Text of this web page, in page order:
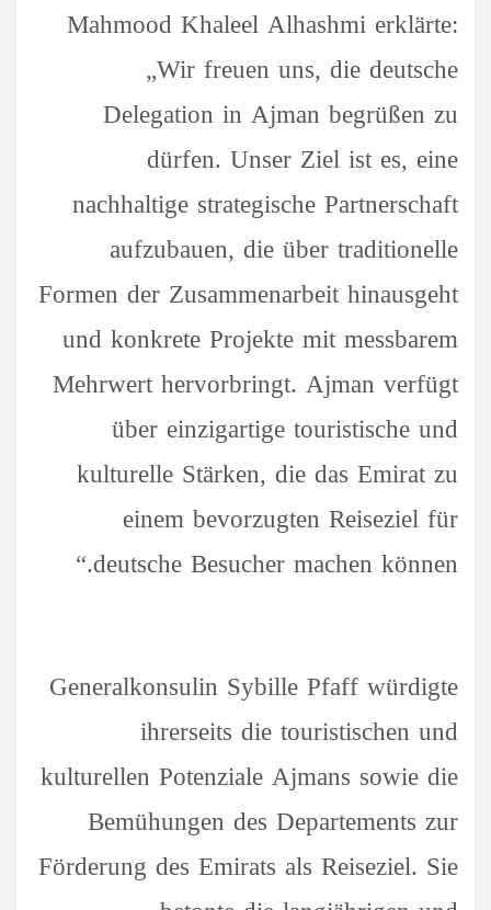
Mahmood Khaleel Alhashmi erklärte:
„Wir freuen uns, die deutsche
Delegation in Ajman begrüßen zu
dürfen. Unser Ziel ist es, eine
nachhaltige strategische Partnerschaft
aufzubauen, die über traditionelle
Formen der Zusammenarbeit hinausgeht
und konkrete Projekte mit messbarem
Mehrwert hervorbringt. Ajman verfügt
über einzigartige touristische und
kulturelle Stärken, die das Emirat zu
einem bevorzugten Reiseziel für
deutsche Besucher machen können.“
Generalkonsulin Sybille Pfaff würdigte
ihrerseits die touristischen und
kulturellen Potenziale Ajmans sowie die
Bemühungen des Departements zur
Förderung des Emirats als Reiseziel. Sie